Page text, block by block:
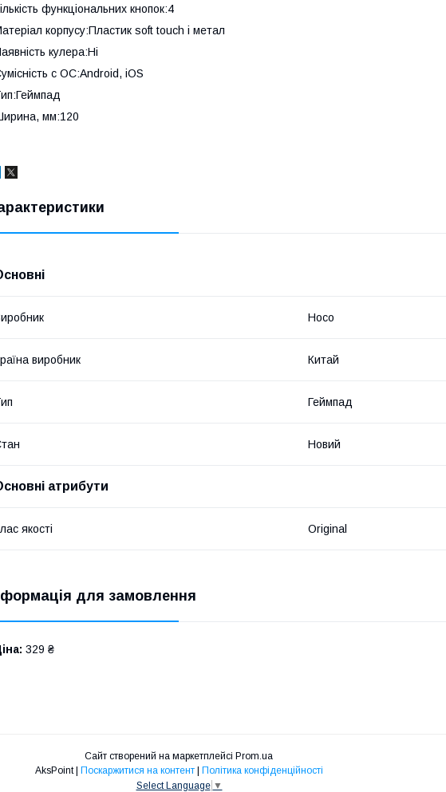
функціональних кнопок:4
корпусу:Пластик soft touch і метал
кулера:Ні
c ОС:Android, iOS
мм:120
Hoco
виробник Китай
Геймпад
Новий
атрибути
якості Original
для замовлення
329 ₴
Сайт створений на маркетплейсі Prom.ua
AksPoint | Поскаржитися на контент | Політика конфіденційності
Select Language ▼